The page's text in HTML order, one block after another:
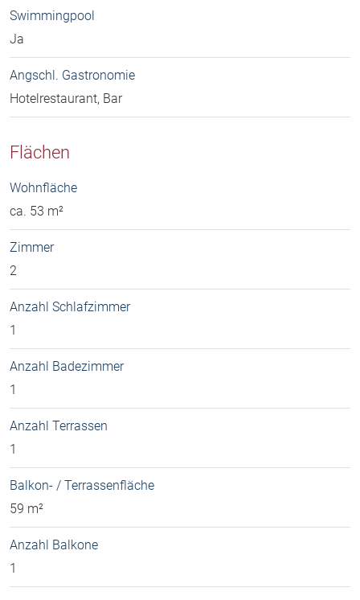
Swimmingpool
Ja
Angschl. Gastronomie
Hotelrestaurant, Bar
Flächen
Wohnfläche
ca. 53 m²
Zimmer
2
Anzahl Schlafzimmer
1
Anzahl Badezimmer
1
Anzahl Terrassen
1
Balkon- / Terrassenfläche
59 m²
Anzahl Balkone
1